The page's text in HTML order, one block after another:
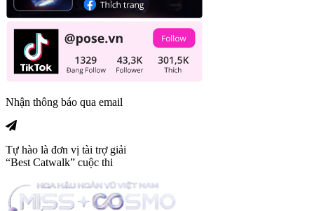
Nhận thông báo qua email
Tự hào là đơn vị tài trợ giải
“Best Catwalk” cuộc thi